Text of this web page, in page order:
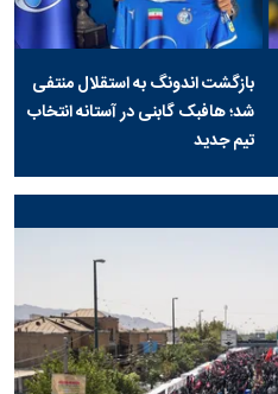
بازگشت اندونگ به استقلال منتفی
شد؛ هافبک گابنی در آستانه انتخاب
تیم جدید